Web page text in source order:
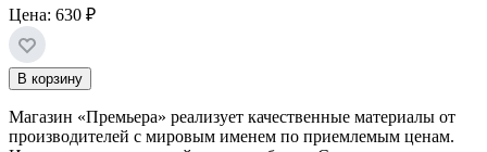
Цена: 630 ₽
В корзину
Магазин «Премьера» реализует качественные материалы от
производителей с мировым именем по приемлемым ценам.